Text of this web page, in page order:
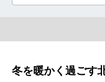
冬を暖かく過ごす